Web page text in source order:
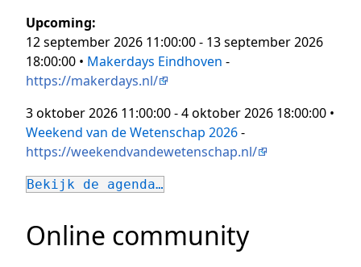
Upcoming:
12 september 2026 11:00:00 - 13 september 2026
18:00:00 • Makerdays Eindhoven -
https://makerdays.nl/
3 oktober 2026 11:00:00 - 4 oktober 2026 18:00:00 •
Weekend van de Wetenschap 2026-
https://weekendvandewetenschap.nl/
Bekijk de agenda…
Online community